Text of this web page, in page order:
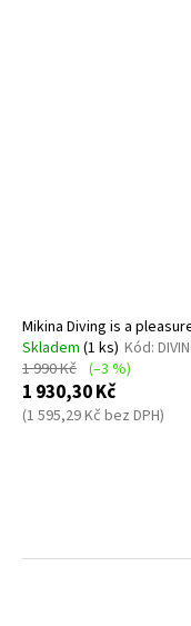
Mikina Diving is a
Skladem (1 ks) Kód:
1 990 Kč (–3 %)
1 930,30 Kč
(1 595,29 Kč bez DPH)